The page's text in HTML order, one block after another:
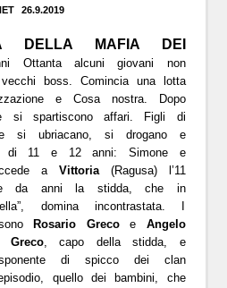
26.9.2019
DELLA MAFIA DEI
Ottanta alcuni giovani non
boss. Comincia una lotta
e Cosa nostra. Dopo
si spartiscono affari.
Figli di
si ubriacano, si drogano e
di 11 e 12 anni: Simone e
a Vittoria (Ragusa) l’11
da anni la stidda, che in
domina incontrastata. I
Rosario Grecoe Angelo
Greco, capo della stidda, e
di spicco dei clan
quello dei bambini, che